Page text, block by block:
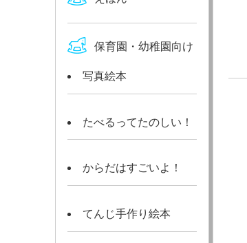
保育園・幼稚園向け
写真絵本
たべるってたのしい！
からだはすごいよ！
てんじ手作り絵本